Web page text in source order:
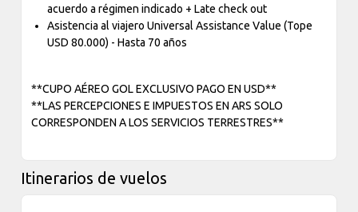
acuerdo a régimen indicado + Late check out
Asistencia al viajero Universal Assistance Value (Tope
USD 80.000) - Hasta 70 años
**CUPO AÉREO GOL EXCLUSIVO PAGO EN USD**
**LAS PERCEPCIONES E IMPUESTOS EN ARS SOLO
CORRESPONDEN A LOS SERVICIOS TERRESTRES**
Itinerarios de vuelos